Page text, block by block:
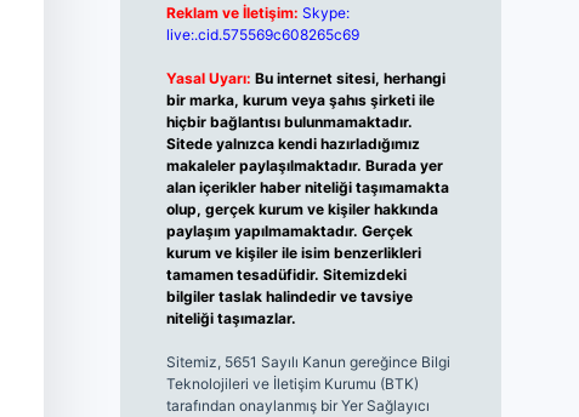
Reklam ve İletişim: Skype:
live:.cid.575569c608265c69
Yasal Uyarı: Bu internet sitesi, herhangi
bir marka, kurum veya şahıs şirketi ile
hiçbir bağlantısı bulunmamaktadır.
Sitede yalnızca kendi hazırladığımız
makaleler paylaşılmaktadır. Burada yer
alan içerikler haber niteliği taşımamakta
olup, gerçek kurum ve kişiler hakkında
paylaşım yapılmamaktadır. Gerçek
kurum ve kişiler ile isim benzerlikleri
tamamen tesadüfidir. Sitemizdeki
bilgiler taslak halindedir ve tavsiye
niteliği taşımazlar.
Sitemiz, 5651 Sayılı Kanun gereğince Bilgi
Teknolojileri ve İletişim Kurumu (BTK)
tarafından onaylanmış bir Yer Sağlayıcı